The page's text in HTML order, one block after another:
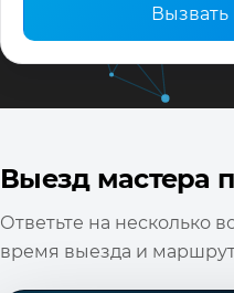
Вызвать
Выезд мастера
Ответьте на несколько
время выезда и